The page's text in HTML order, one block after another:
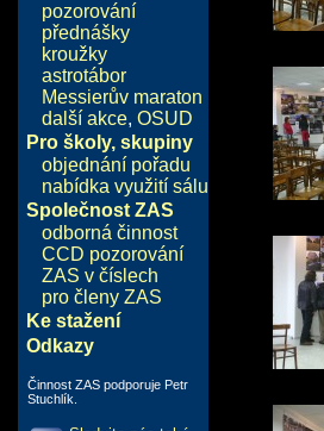
pozorování
přednášky
kroužky
astrotábor
Messierův maraton
další akce, OSUD
Pro školy, skupiny
objednání pořadu
nabídka využití sálu
Společnost ZAS
odborná činnost
CCD pozorování
ZAS v číslech
pro členy ZAS
Ke stažení
Odkazy
Činnost ZAS podporuje Petr
Stuchlík.